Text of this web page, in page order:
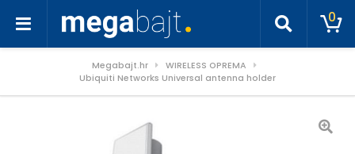
0
Megabajt.hr
WIRELESS OPREMA
Ubiquiti Networks Universal antenna holder